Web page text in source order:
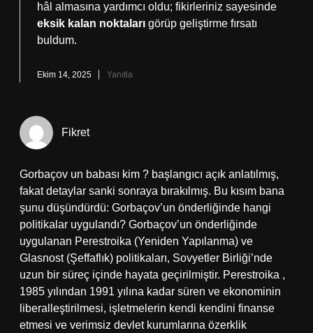
hâl almasına yardımcı oldu; fikirleriniz sayesinde
eksik kalan noktaları görüp geliştirme fırsatı
buldum.
Ekim 14, 2025 Yanıtla
Fikret
Gorbaçov un babası kim ? başlangıcı açık anlatılmış,
fakat detaylar sanki sonraya bırakılmış. Bu kısım bana
şunu düşündürdü: Gorbaçov’un önderliğinde hangi
politikalar uygulandı? Gorbaçov’un önderliğinde
uygulanan Perestroika (Yeniden Yapılanma) ve
Glasnost (Şeffaflık) politikaları, Sovyetler Birliği’nde
uzun bir süreç içinde hayata geçirilmiştir. Perestroika ,
1985 yılından 1991 yılına kadar süren ve ekonominin
liberalleştirilmesi, işletmelerin kendi kendini finanse
etmesi ve verimsiz devlet kurumlarına özerklik